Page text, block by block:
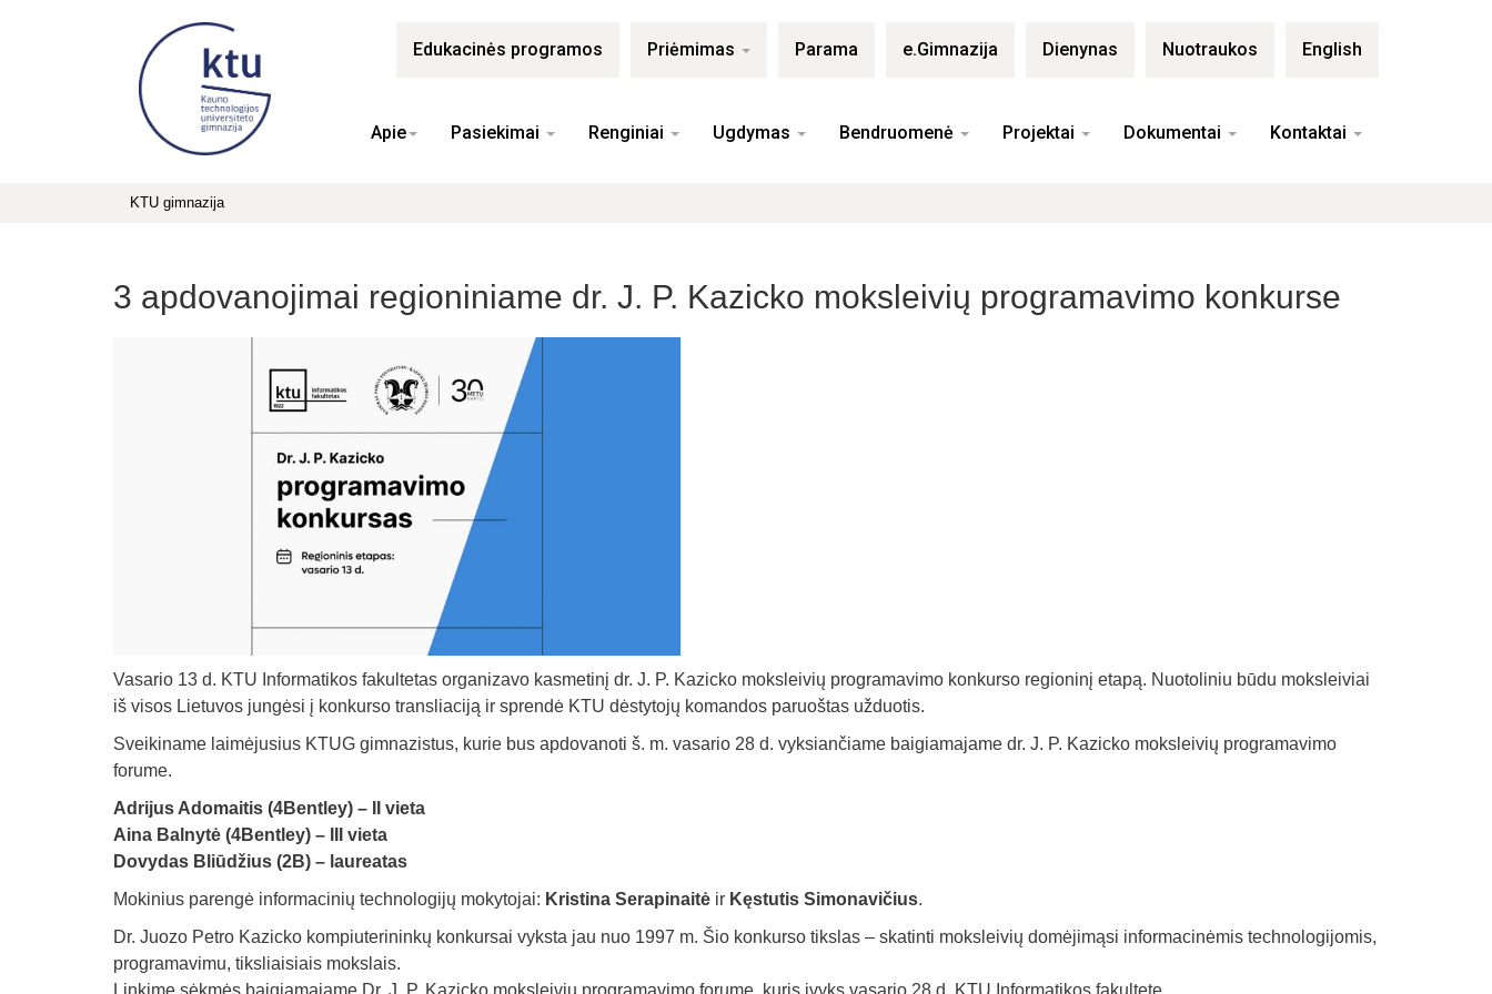
Edukacinės programos Priėmimas Parama e.Gimnazija Dienynas Nuotraukos English
Apie Pasiekimai Renginiai Ugdymas Bendruomenė Projektai Dokumentai Kontaktai
KTU gimnazija
3 apdovanojimai regioniniame dr. J. P. Kazicko moksleivių programavimo konkurse
Vasario 13 d. KTU Informatikos fakultetas organizavo kasmetinį dr. J. P. Kazicko moksleivių programavimo konkurso regioninį etapą. Nuotoliniu būdu moksleiviai
iš visos Lietuvos jungėsi į konkurso transliaciją ir sprendė KTU dėstytojų komandos paruoštas užduotis.
Sveikiname laimėjusius KTUG gimnazistus, kurie bus apdovanoti š. m. vasario 28 d. vyksiančiame baigiamajame dr. J. P. Kazicko moksleivių programavimo
forume.
Adrijus Adomaitis (4Bentley) – II vieta
Aina Balnytė (4Bentley) – III vieta
Dovydas Bliūdžius (2B) – laureatas
Mokinius parengė informacinių technologijų mokytojai: Kristina Serapinaitė ir Kęstutis Simonavičius.
Dr. Juozo Petro Kazicko kompiuterininkų konkursai vyksta jau nuo 1997 m. Šio konkurso tikslas – skatinti moksleivių domėjimąsi informacinėmis technologijomis,
programavimu, tiksliaisiais mokslais.
Linkime sėkmės baigiamajame Dr. J. P. Kazicko moksleivių programavimo forume, kuris įvyks vasario 28 d. KTU Informatikos fakultete.